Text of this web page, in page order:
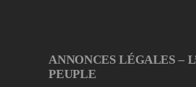
ANNONCES LÉGALES –
PEUPLE